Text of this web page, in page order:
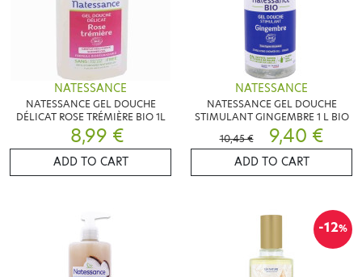
NATESSANCE
NATESSANCE GEL DOUCHE
DÉLICAT ROSE TRÉMIÈRE BIO 1L
8,99 €
ADD TO CART
NATESSANCE
NATESSANCE GEL DOUCHE
STIMULANT GINGEMBRE 1 L BIO
10,45 €
9,40 €
ADD TO CART
-12%